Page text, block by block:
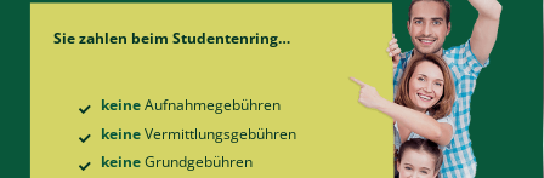
Sie zahlen beim Studentenring…
keineAufnahme­gebühren
keineVermittlungs­gebühren
keineGrund­gebühren